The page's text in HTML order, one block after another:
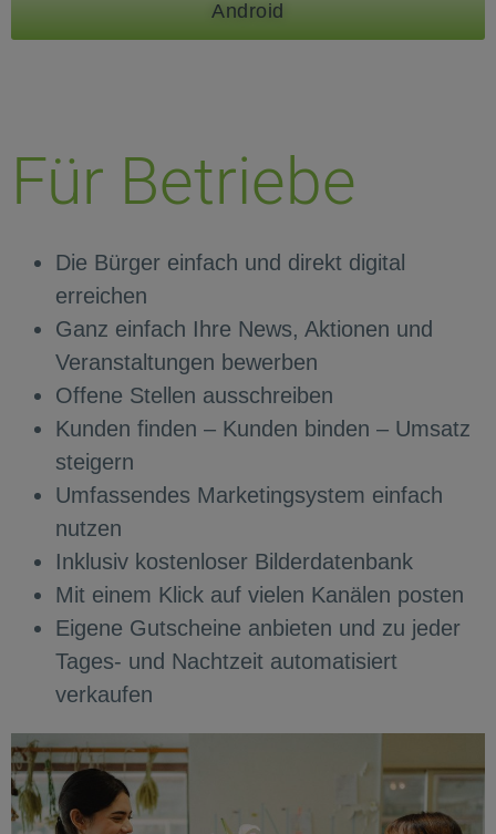
Android
Für Betriebe
Die Bürger einfach und direkt digital
erreichen
Ganz einfach Ihre News, Aktionen und
Veranstaltungen bewerben
Offene Stellen ausschreiben
Kunden finden – Kunden binden – Umsatz
steigern
Umfassendes Marketingsystem einfach
nutzen
Inklusiv kostenloser Bilderdatenbank
Mit einem Klick auf vielen Kanälen posten
Eigene Gutscheine anbieten und zu jeder
Tages- und Nachtzeit automatisiert
verkaufen